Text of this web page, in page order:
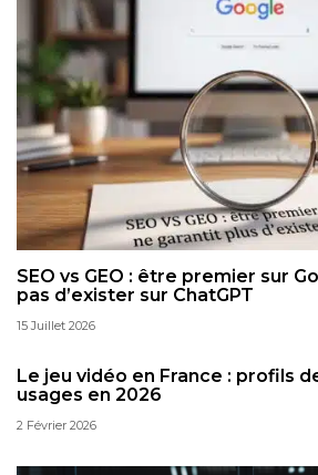
SEO vs GEO : être premier sur
pas d’exister sur ChatGPT
15 Juillet 2026
Le jeu vidéo en France : profils
usages en 2026
2 Février 2026